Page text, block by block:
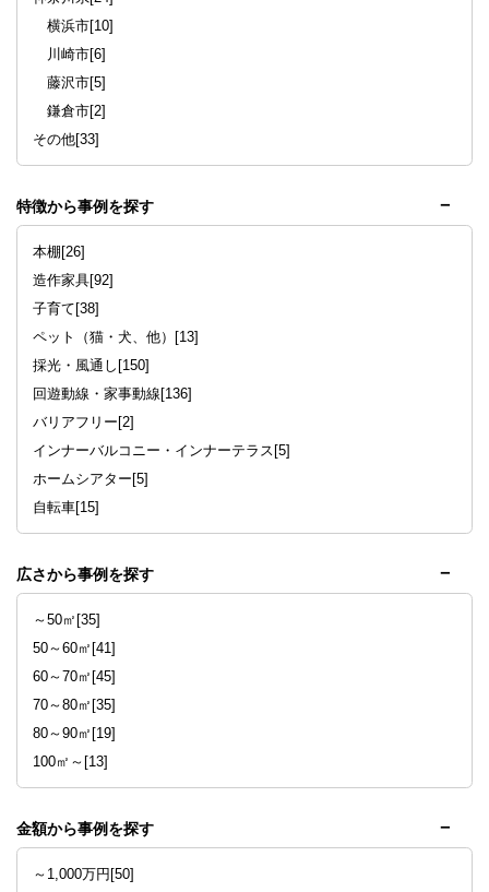
横浜市[10]
川崎市[6]
藤沢市[5]
鎌倉市[2]
その他[33]
特徴から事例を探す
本棚[26]
造作家具[92]
子育て[38]
ペット（猫・犬、他）[13]
採光・風通し[150]
回遊動線・家事動線[136]
バリアフリー[2]
インナーバルコニー・インナーテラス[5]
ホームシアター[5]
自転車[15]
広さから事例を探す
～50㎡[35]
50～60㎡[41]
60～70㎡[45]
70～80㎡[35]
80～90㎡[19]
100㎡～[13]
金額から事例を探す
～1,000万円[50]